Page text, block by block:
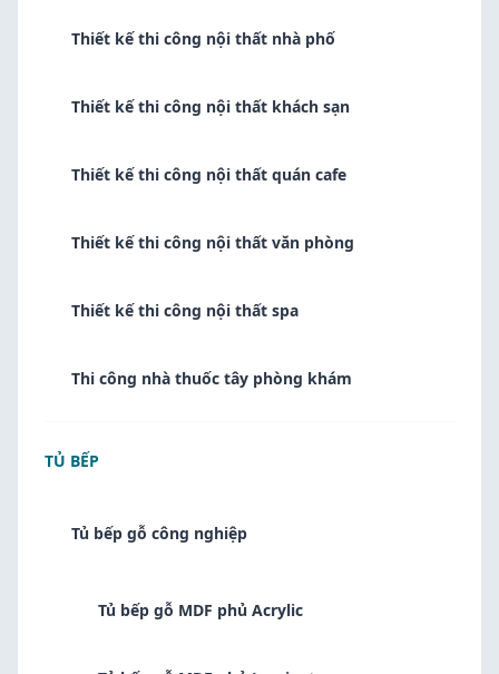
Thiết kế thi công nội thất nhà phố
Thiết kế thi công nội thất khách sạn
Thiết kế thi công nội thất quán cafe
Thiết kế thi công nội thất văn phòng
Thiết kế thi công nội thất spa
Thi công nhà thuốc tây phòng khám
TỦ BẾP
Tủ bếp gỗ công nghiệp
Tủ bếp gỗ MDF phủ Acrylic